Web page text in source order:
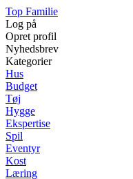
Top Familie
Log på
Opret profil
Nyhedsbrev
Kategorier
Hus
Budget
Tøj
Hygge
Ekspertise
Spil
Eventyr
Kost
Læring